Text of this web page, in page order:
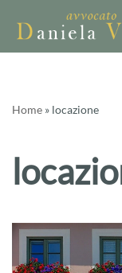
Vai
Home » locazione